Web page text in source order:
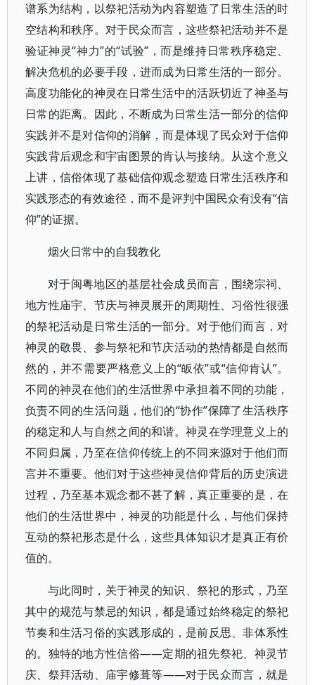
谱系为结构，以祭祀活动为内容塑造了日常生活的时
空结构和秩序。对于民众而言，这些祭祀活动并不是
验证神灵“神力”的“试验”，而是维持日常秩序稳定、
解决危机的必要手段，进而成为日常生活的一部分。
高度功能化的神灵在日常生活中的活跃切近了神圣与
日常的距离。因此，不断成为日常生活一部分的信仰
实践并不是对信仰的消解，而是体现了民众对于信仰
实践背后观念和宇宙图景的肯认与接纳。从这个意义
上讲，信俗体现了基础信仰观念塑造日常生活秩序和
实践形态的有效途径，而不是评判中国民众有没有“信
仰”的证据。
烟火日常中的自我教化
对于闽粤地区的基层社会成员而言，围绕宗祠、
地方性庙宇、节庆与神灵展开的周期性、习俗性很强
的祭祀活动是日常生活的一部分。对于他们而言，对
神灵的敬畏、参与祭祀和节庆活动的热情都是自然而
然的，并不需要严格意义上的“皈依”或“信仰肯认”。
不同的神灵在他们的生活世界中承担着不同的功能，
负责不同的生活问题，他们的“协作”保障了生活秩序
的稳定和人与自然之间的和谐。神灵在学理意义上的
不同归属，乃至在信仰传统上的不同来源对于他们而
言并不重要。他们对于这些神灵信仰背后的历史演进
过程，乃至基本观念都不甚了解，真正重要的是，在
他们的生活世界中，神灵的功能是什么，与他们保持
互动的祭祀形态是什么，这些具体知识才是真正有价
值的。
与此同时，关于神灵的知识、祭祀的形式，乃至
其中的规范与禁忌的知识，都是通过始终稳定的祭祀
节奏和生活习俗的实践形成的，是前反思、非体系性
的。独特的地方性信俗——定期的祖先祭祀、神灵节
庆、祭拜活动、庙宇修葺等——对于民众而言，就是